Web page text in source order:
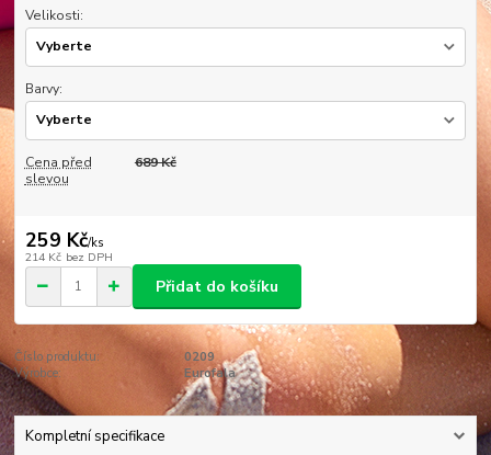
Velikosti:
Barvy:
Cena před
slevou
689 Kč
259 Kč/ks
214 Kč bez DPH
Přidat do košíku
Číslo produktu:
0209
Výrobce:
Eurofala
Kompletní specifikace